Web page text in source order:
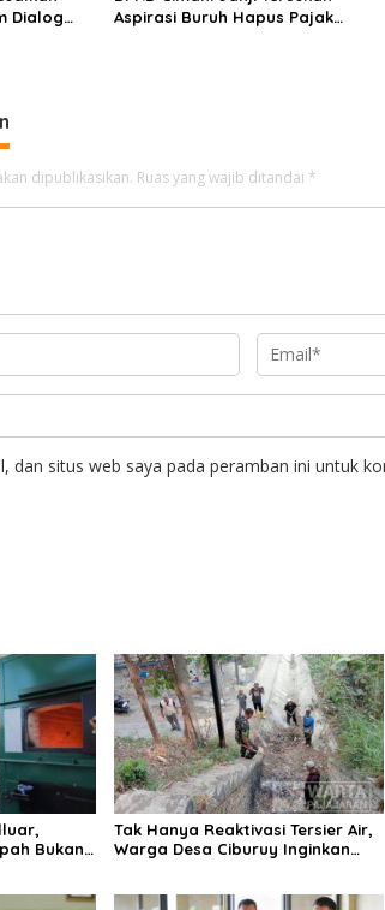
Dialog
Aspirasi Buruh Hapus Pajak
dipublikasikan. Ruas yang wajib ditandai *
dan situs web saya pada peramban ini untuk
Bukan
Tak Hanya Reaktivasi Tersier Air,
Warga Desa Ciburuy Inginkan